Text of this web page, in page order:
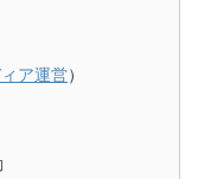
ア運営）